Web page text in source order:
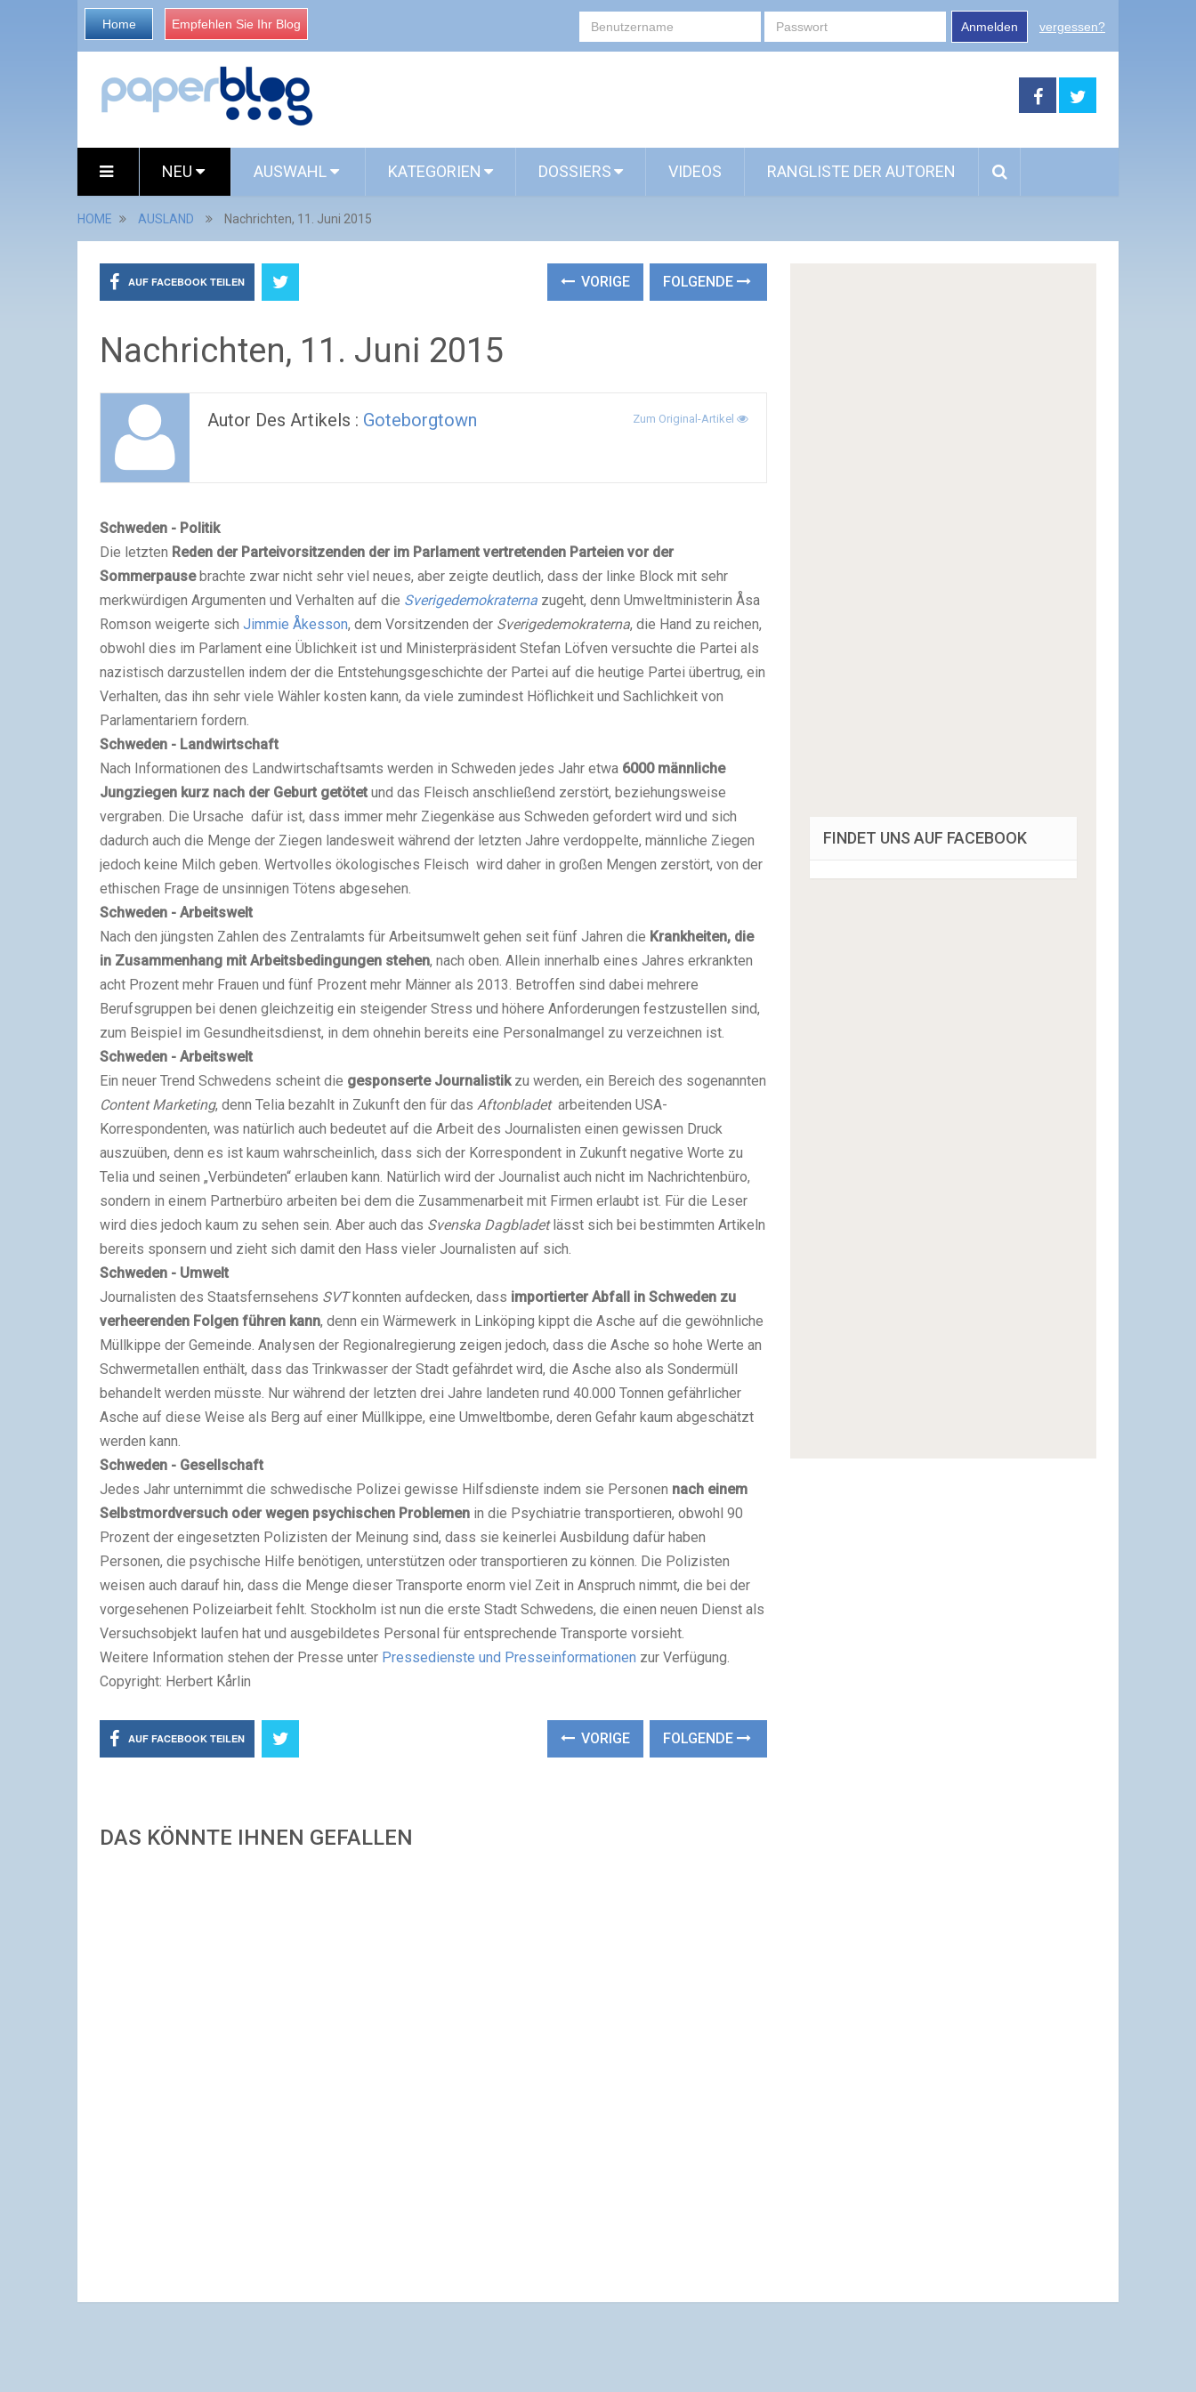
Home Empfehlen Sie Ihr Blog Anmelden vergessen?
NEU AUSWAHL KATEGORIEN DOSSIERS VIDEOS RANGLISTE DER AUTOREN
HOME AUSLAND Nachrichten, 11. Juni 2015
AUF FACEBOOK TEILEN VORIGE FOLGENDE
Nachrichten, 11. Juni 2015
Autor Des Artikels : Goteborgtown Zum Original-Artikel
Schweden - Politik
Die letzten Reden der Parteivorsitzenden der im Parlament vertretenden Parteien vor der
Sommerpausebrachte zwar nicht sehr viel neues, aber zeigte deutlich, dass der linke Block mit sehr
merkwürdigen Argumenten und Verhalten auf die Sverigedemokraterna zugeht, denn Umweltministerin Åsa
Romson weigerte sich Jimmie Åkesson, dem Vorsitzenden der Sverigedemokraterna, die Hand zu reichen,
obwohl dies im Parlament eine Üblichkeit ist und Ministerpräsident Stefan Löfven versuchte die Partei als
nazistisch darzustellen indem der die Entstehungsgeschichte der Partei auf die heutige Partei übertrug, ein
Verhalten, das ihn sehr viele Wähler kosten kann, da viele zumindest Höflichkeit und Sachlichkeit von
Parlamentariern fordern.
Schweden - Landwirtschaft
Nach Informationen des Landwirtschaftsamts werden in Schweden jedes Jahr etwa 6000 männliche
Jungziegen kurz nach der Geburt getötet und das Fleisch anschließend zerstört, beziehungsweise
vergraben. Die Ursache dafür ist, dass immer mehr Ziegenkäse aus Schweden gefordert wird und sich
dadurch auch die Menge der Ziegen landesweit während der letzten Jahre verdoppelte, männliche Ziegen
jedoch keine Milch geben. Wertvolles ökologisches Fleisch wird daher in großen Mengen zerstört, von der
ethischen Frage de unsinnigen Tötens abgesehen.
Schweden - Arbeitswelt
Nach den jüngsten Zahlen des Zentralamts für Arbeitsumwelt gehen seit fünf Jahren die Krankheiten, die
in Zusammenhang mit Arbeitsbedingungen stehen, nach oben. Allein innerhalb eines Jahres erkrankten
acht Prozent mehr Frauen und fünf Prozent mehr Männer als 2013. Betroffen sind dabei mehrere
Berufsgruppen bei denen gleichzeitig ein steigender Stress und höhere Anforderungen festzustellen sind,
zum Beispiel im Gesundheitsdienst, in dem ohnehin bereits eine Personalmangel zu verzeichnen ist.
Schweden - Arbeitswelt
Ein neuer Trend Schwedens scheint die gesponserte Journalistikzu werden, ein Bereich des sogenannten
Content Marketing, denn Telia bezahlt in Zukunft den für das Aftonbladetarbeitenden USA-
Korrespondenten, was natürlich auch bedeutet auf die Arbeit des Journalisten einen gewissen Druck
auszuüben, denn es ist kaum wahrscheinlich, dass sich der Korrespondent in Zukunft negative Worte zu
Telia und seinen „Verbündeten“ erlauben kann. Natürlich wird der Journalist auch nicht im Nachrichtenbüro,
sondern in einem Partnerbüro arbeiten bei dem die Zusammenarbeit mit Firmen erlaubt ist. Für die Leser
wird dies jedoch kaum zu sehen sein. Aber auch das Svenska Dagbladetlässt sich bei bestimmten Artikeln
bereits sponsern und zieht sich damit den Hass vieler Journalisten auf sich.
Schweden - Umwelt
Journalisten des Staatsfernsehens SVTkonnten aufdecken, dass importierter Abfall in Schweden zu
verheerenden Folgen führen kann, denn ein Wärmewerk in Linköping kippt die Asche auf die gewöhnliche
Müllkippe der Gemeinde. Analysen der Regionalregierung zeigen jedoch, dass die Asche so hohe Werte an
Schwermetallen enthält, dass das Trinkwasser der Stadt gefährdet wird, die Asche also als Sondermüll
behandelt werden müsste. Nur während der letzten drei Jahre landeten rund 40.000 Tonnen gefährlicher
Asche auf diese Weise als Berg auf einer Müllkippe, eine Umweltbombe, deren Gefahr kaum abgeschätzt
werden kann.
Schweden - Gesellschaft
Jedes Jahr unternimmt die schwedische Polizei gewisse Hilfsdienste indem sie Personen nach einem
Selbstmordversuch oder wegen psychischen Problemen in die Psychiatrie transportieren, obwohl 90
Prozent der eingesetzten Polizisten der Meinung sind, dass sie keinerlei Ausbildung dafür haben
Personen, die psychische Hilfe benötigen, unterstützen oder transportieren zu können. Die Polizisten
weisen auch darauf hin, dass die Menge dieser Transporte enorm viel Zeit in Anspruch nimmt, die bei der
vorgesehenen Polizeiarbeit fehlt. Stockholm ist nun die erste Stadt Schwedens, die einen neuen Dienst als
Versuchsobjekt laufen hat und ausgebildetes Personal für entsprechende Transporte vorsieht.
Weitere Information stehen der Presse unter Pressedienste und Presseinformationen zur Verfügung.
Copyright: Herbert Kårlin
AUF FACEBOOK TEILEN VORIGE FOLGENDE
DAS KÖNNTE IHNEN GEFALLEN
FINDET UNS AUF FACEBOOK